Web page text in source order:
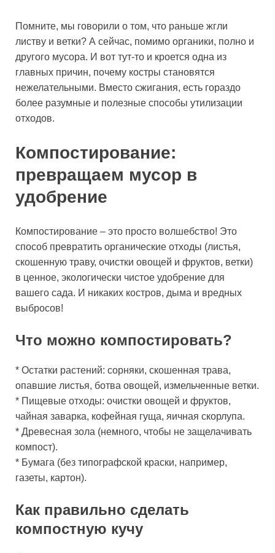
Помните, мы говорили о том, что раньше жгли
листву и ветки? А сейчас, помимо органики, полно и
другого мусора. И вот тут-то и кроется одна из
главных причин, почему костры становятся
нежелательными. Вместо сжигания, есть гораздо
более разумные и полезные способы утилизации
отходов.
Компостирование:
превращаем мусор в
удобрение
Компостирование – это просто волшебство! Это
способ превратить органические отходы (листья,
скошенную траву, очистки овощей и фруктов, ветки)
в ценное, экологически чистое удобрение для
вашего сада. И никаких костров, дыма и вредных
выбросов!
Что можно компостировать?
* Остатки растений: сорняки, скошенная трава,
опавшие листья, ботва овощей, измельченные ветки.
* Пищевые отходы: очистки овощей и фруктов,
чайная заварка, кофейная гуща, яичная скорлупа.
* Древесная зола (немного, чтобы не защелачивать
компост).
* Бумага (без типографской краски, например,
газеты, картон).
Как правильно сделать
компостную кучу